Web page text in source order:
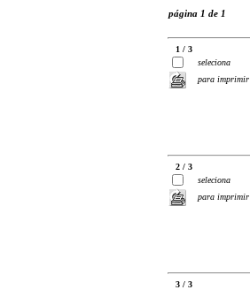
página 1 de 1
1 / 3
seleciona
para imprimir
2 / 3
seleciona
para imprimir
3 / 3